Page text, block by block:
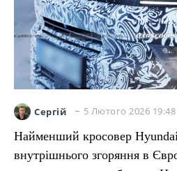
Сергій 5 Лютого 2026 19:48
Найменший кросовер
внутрішнього згоряння в